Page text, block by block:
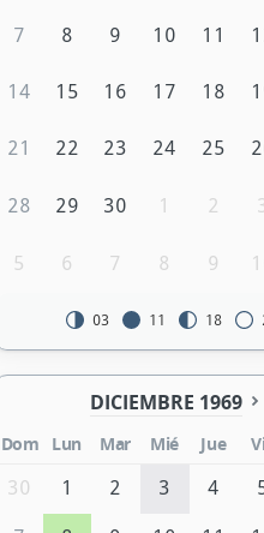
7 8 9 10 11
14 15 16 17 18
21 22 23 24 25
28 29 30 1 2
5 6 7 8 9
03 11 18
DICIEMBRE 1969
Dom Lun Mar Mié Jue
30
1 2 3 4